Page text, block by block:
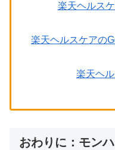
楽天ヘルス
楽天ヘルスケアの
楽天ヘ
おわりに：モン